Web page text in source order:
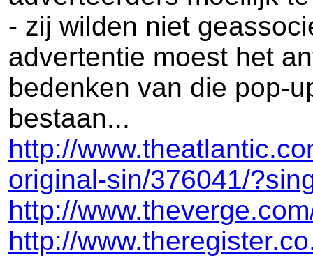
- zij wilden niet
advertentie moest het
bedenken van die pop-
bestaan...
http://
original-sin/376041/
http://
http://